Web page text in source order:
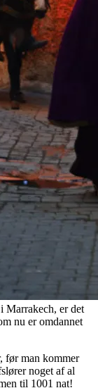
Marrakech, er det
nu er omdannet
før man kommer
noget af al
til 1001 nat!